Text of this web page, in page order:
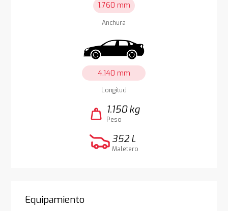
1.760 mm
Anchura
4.140 mm
Longitud
weight 1.150 kg
Peso
352 l.
Maletero
Equipamiento